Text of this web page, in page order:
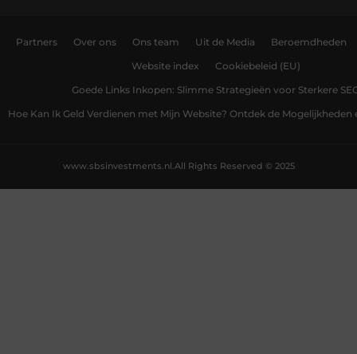
Partners Over ons Ons team Uit de Media Beroemdheden
Website index Cookiebeleid (EU)
Goede Links Inkopen: Slimme Strategieën voor Sterkere
Hoe Kan Ik Geld Verdienen met Mijn Website? Ontdek de Mogelijkheden
All Rights Reserved © 2025
www.sbsinvestments.nl.